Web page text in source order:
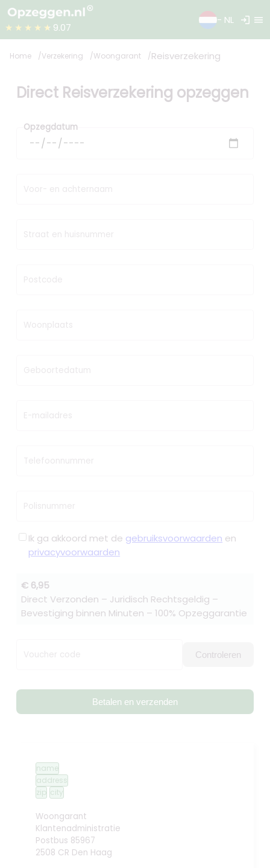
★★★★★ 9.07
- NL login menu
Home Verzekering Woongarant Reisverzekering
Direct Reisverzekering opzeggen
Opzegdatum
Voor- en achternaam
Straat en huisnummer
Postcode
Woonplaats
Geboortedatum
E-mailadres
Telefoonnummer
Polisnummer
Ik ga akkoord met de gebruiksvoorwaarden en
privacyvoorwaarden
€ 6,95
Direct Verzonden – Juridisch Rechtsgeldig –
Bevestiging binnen Minuten – 100% Opzeggarantie
Voucher code Controleren
Betalen en verzenden
name
address
zip city
Woongarant
Klantenadministratie
Postbus 85967
2508 CR Den Haag